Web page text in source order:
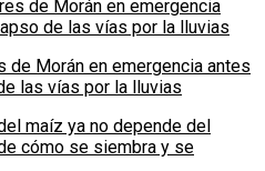
de Morán en emergencia antes
las vías por la lluvias